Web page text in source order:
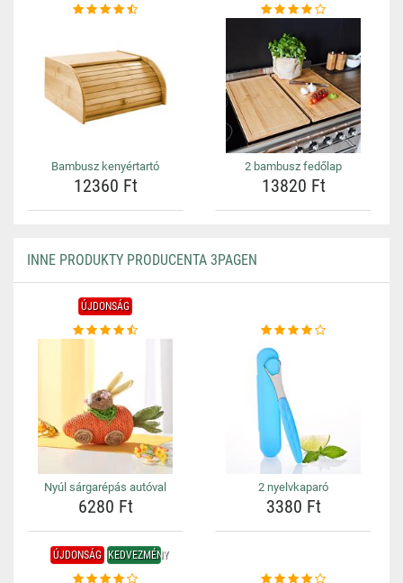
Bambusz kenyértartó
12360 Ft
2 bambusz fedőlap
13820 Ft
INNE PRODUKTY PRODUCENTA 3PAGEN
ÚJDONSÁG
Nyúl sárgarépás autóval
6280 Ft
2 nyelvkaparó
3380 Ft
ÚJDONSÁG KEDVEZMÉNY